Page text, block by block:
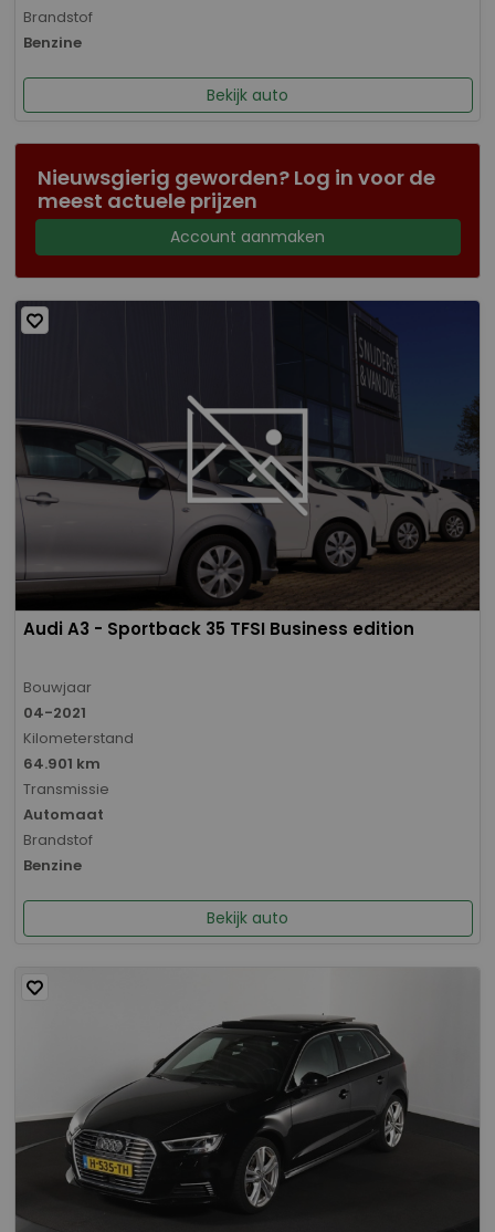
Brandstof
Benzine
Bekijk auto
Nieuwsgierig geworden? Log in voor de
meest actuele prijzen
Account aanmaken
Audi A3 - Sportback 35 TFSI Business edition
Bouwjaar
04-2021
Kilometerstand
64.901 km
Transmissie
Automaat
Brandstof
Benzine
Bekijk auto